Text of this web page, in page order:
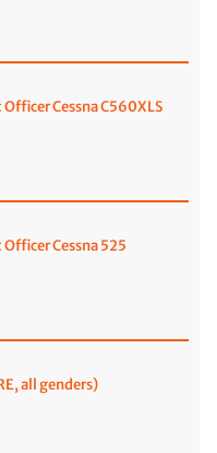
Cessna C560XLS
Cessna 525
all genders)